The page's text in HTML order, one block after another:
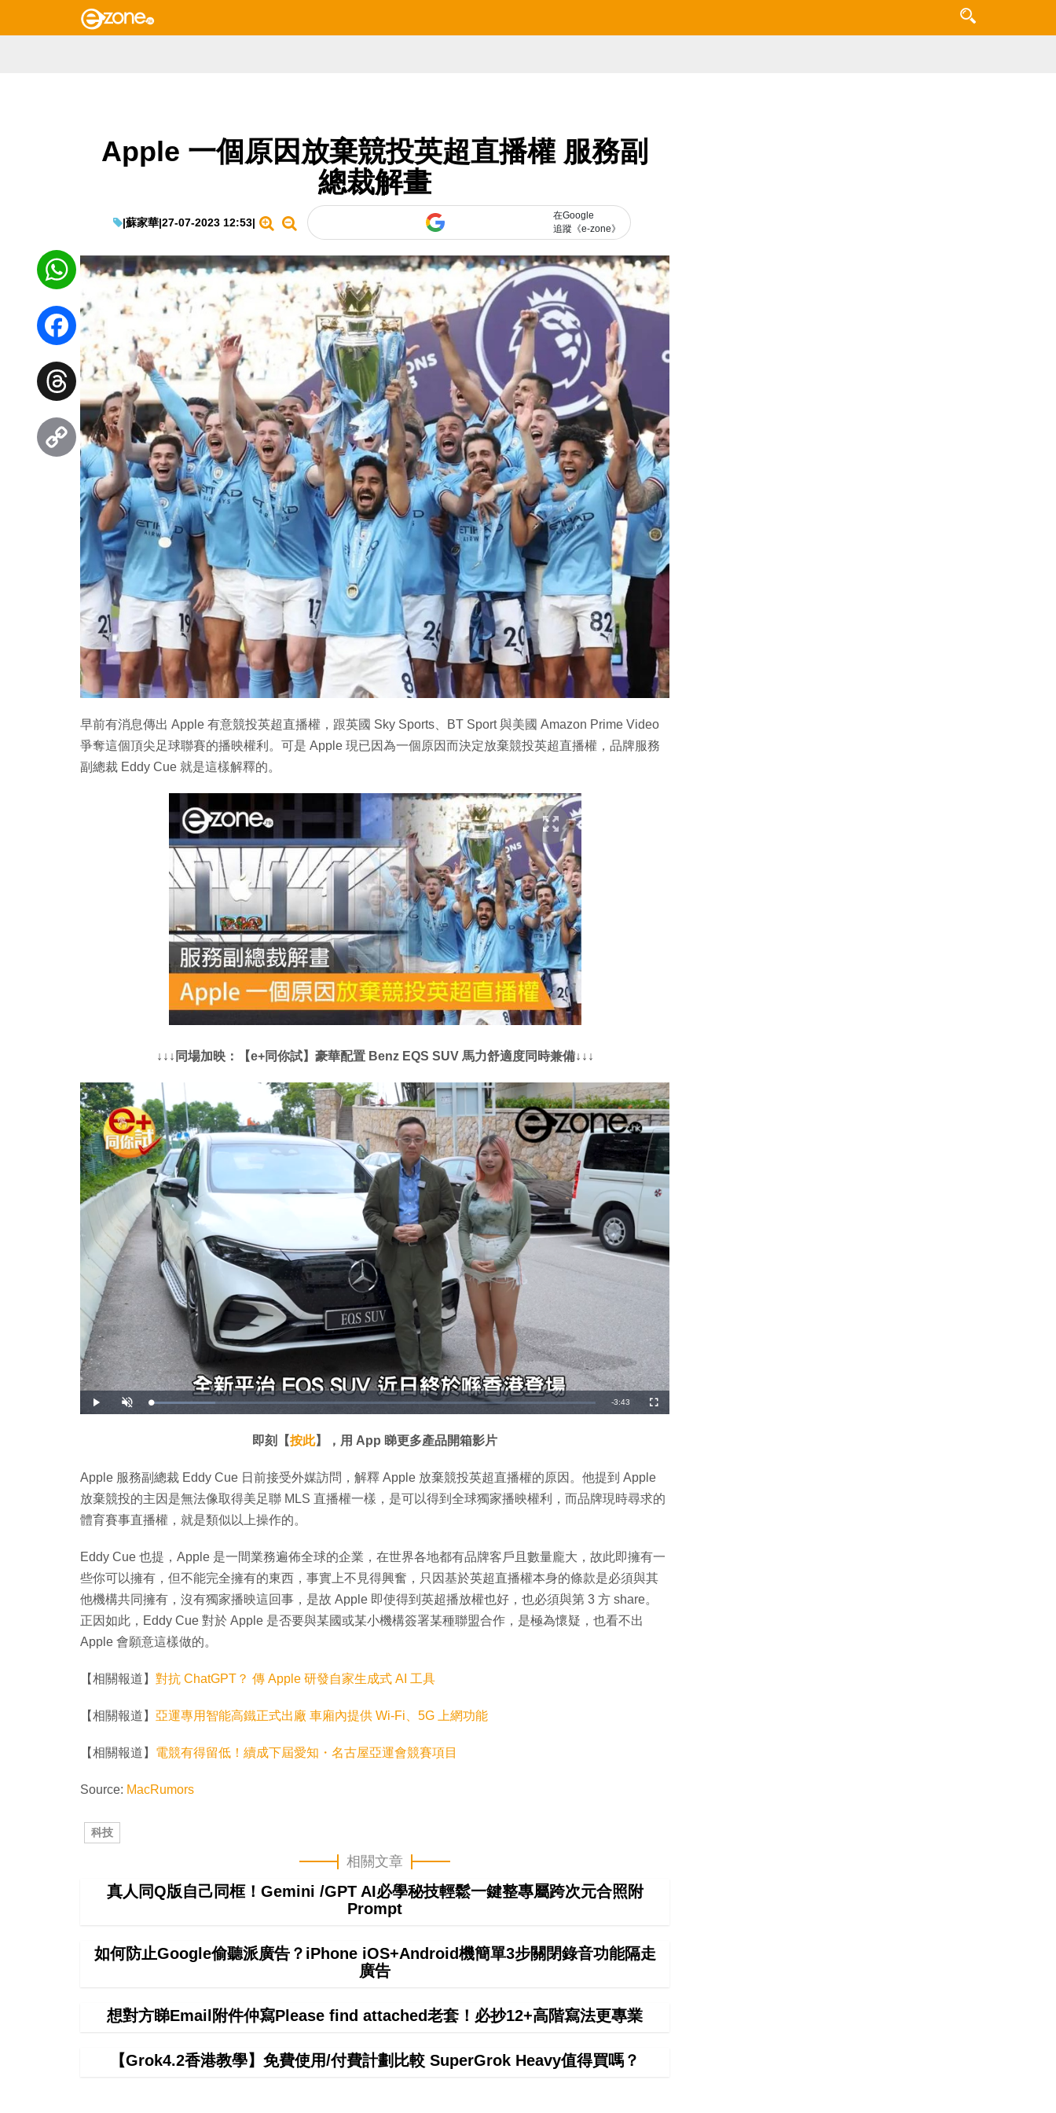
Apple 一個原因放棄競投英超直播權 服務副
總裁解畫
|蘇家華|27-07-2023 12:53|
在Google
追蹤《e-zone》
早前有消息傳出 Apple 有意競投英超直播權，跟英國 Sky Sports、BT Sport 與美國 Amazon Prime Video
爭奪這個頂尖足球聯賽的播映權利。可是 Apple 現已因為一個原因而決定放棄競投英超直播權，品牌服務
副總裁 Eddy Cue 就是這樣解釋的。
↓↓↓同場加映：【e+同你試】豪華配置 Benz EQS SUV 馬力舒適度同時兼備↓↓↓
播
放
開
啟
載
入
3
%
剩
間
-3:43
全
螢
即刻【按此】，用 App 睇更多產品開箱影片
Apple 服務副總裁 Eddy Cue 日前接受外媒訪問，解釋 Apple 放棄競投英超直播權的原因。他提到 Apple
放棄競投的主因是無法像取得美足聯 MLS 直播權一樣，是可以得到全球獨家播映權利，而品牌現時尋求的
體育賽事直播權，就是類似以上操作的。
Eddy Cue 也提，Apple 是一間業務遍佈全球的企業，在世界各地都有品牌客戶且數量龐大，故此即擁有一
些你可以擁有，但不能完全擁有的東西，事實上不見得興奮，只因基於英超直播權本身的條款是必須與其
他機構共同擁有，沒有獨家播映這回事，是故 Apple 即使得到英超播放權也好，也必須與第 3 方 share。
正因如此，Eddy Cue 對於 Apple 是否要與某國或某小機構簽署某種聯盟合作，是極為懷疑，也看不出
Apple 會願意這樣做的。
【相關報道】 對抗 ChatGPT？ 傳 Apple 研發自家生成式 AI 工具
【相關報道】 亞運專用智能高鐵正式出廠 車廂內提供 Wi-Fi、5G 上網功能
【相關報道】 電競有得留低！續成下屆愛知・名古屋亞運會競賽項目
Source: MacRumors
科技
相關文章
真人同Q版自己同框！Gemini /GPT AI必學秘技輕鬆一鍵整專屬跨次元合照附
Prompt
如何防止Google偷聽派廣告？iPhone iOS+Android機簡單3步關閉錄音功能隔走
廣告
想對方睇Email附件仲寫Please find attached老套！必抄12+高階寫法更專業
【Grok4.2香港教學】免費使用/付費計劃比較 SuperGrok Heavy值得買嗎？
WhatsApp
Facebook
Threads
Copy
Link